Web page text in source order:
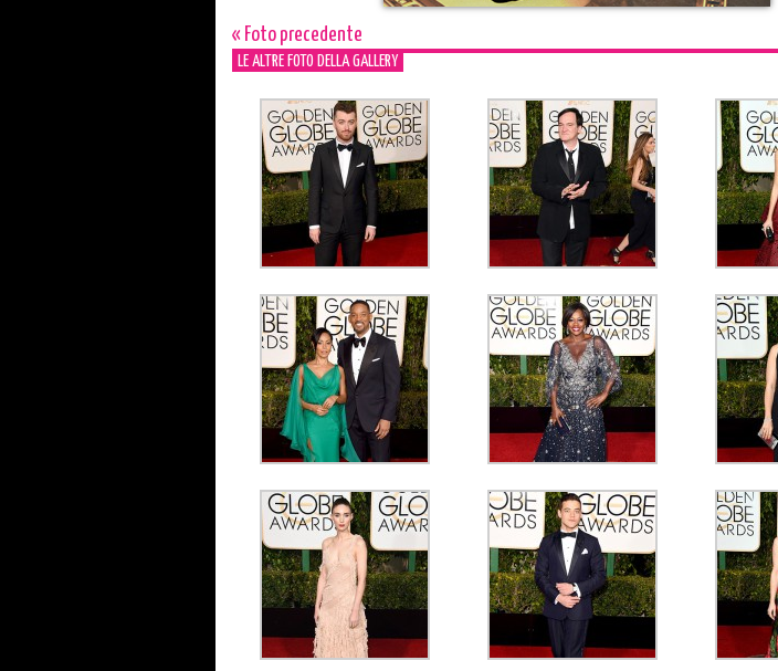
« Foto precedente
LE ALTRE FOTO DELLA GALLERY